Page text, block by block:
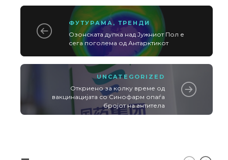
ФУТУРАМА , ТРЕНДИ
Озонската дупка над Јужниот Пол е
сега поголема од Антарктикот
UNCATEGORIZED
Откриено за колку време од
вакцинацијата со Синофарм опаѓа
бројот на антитела